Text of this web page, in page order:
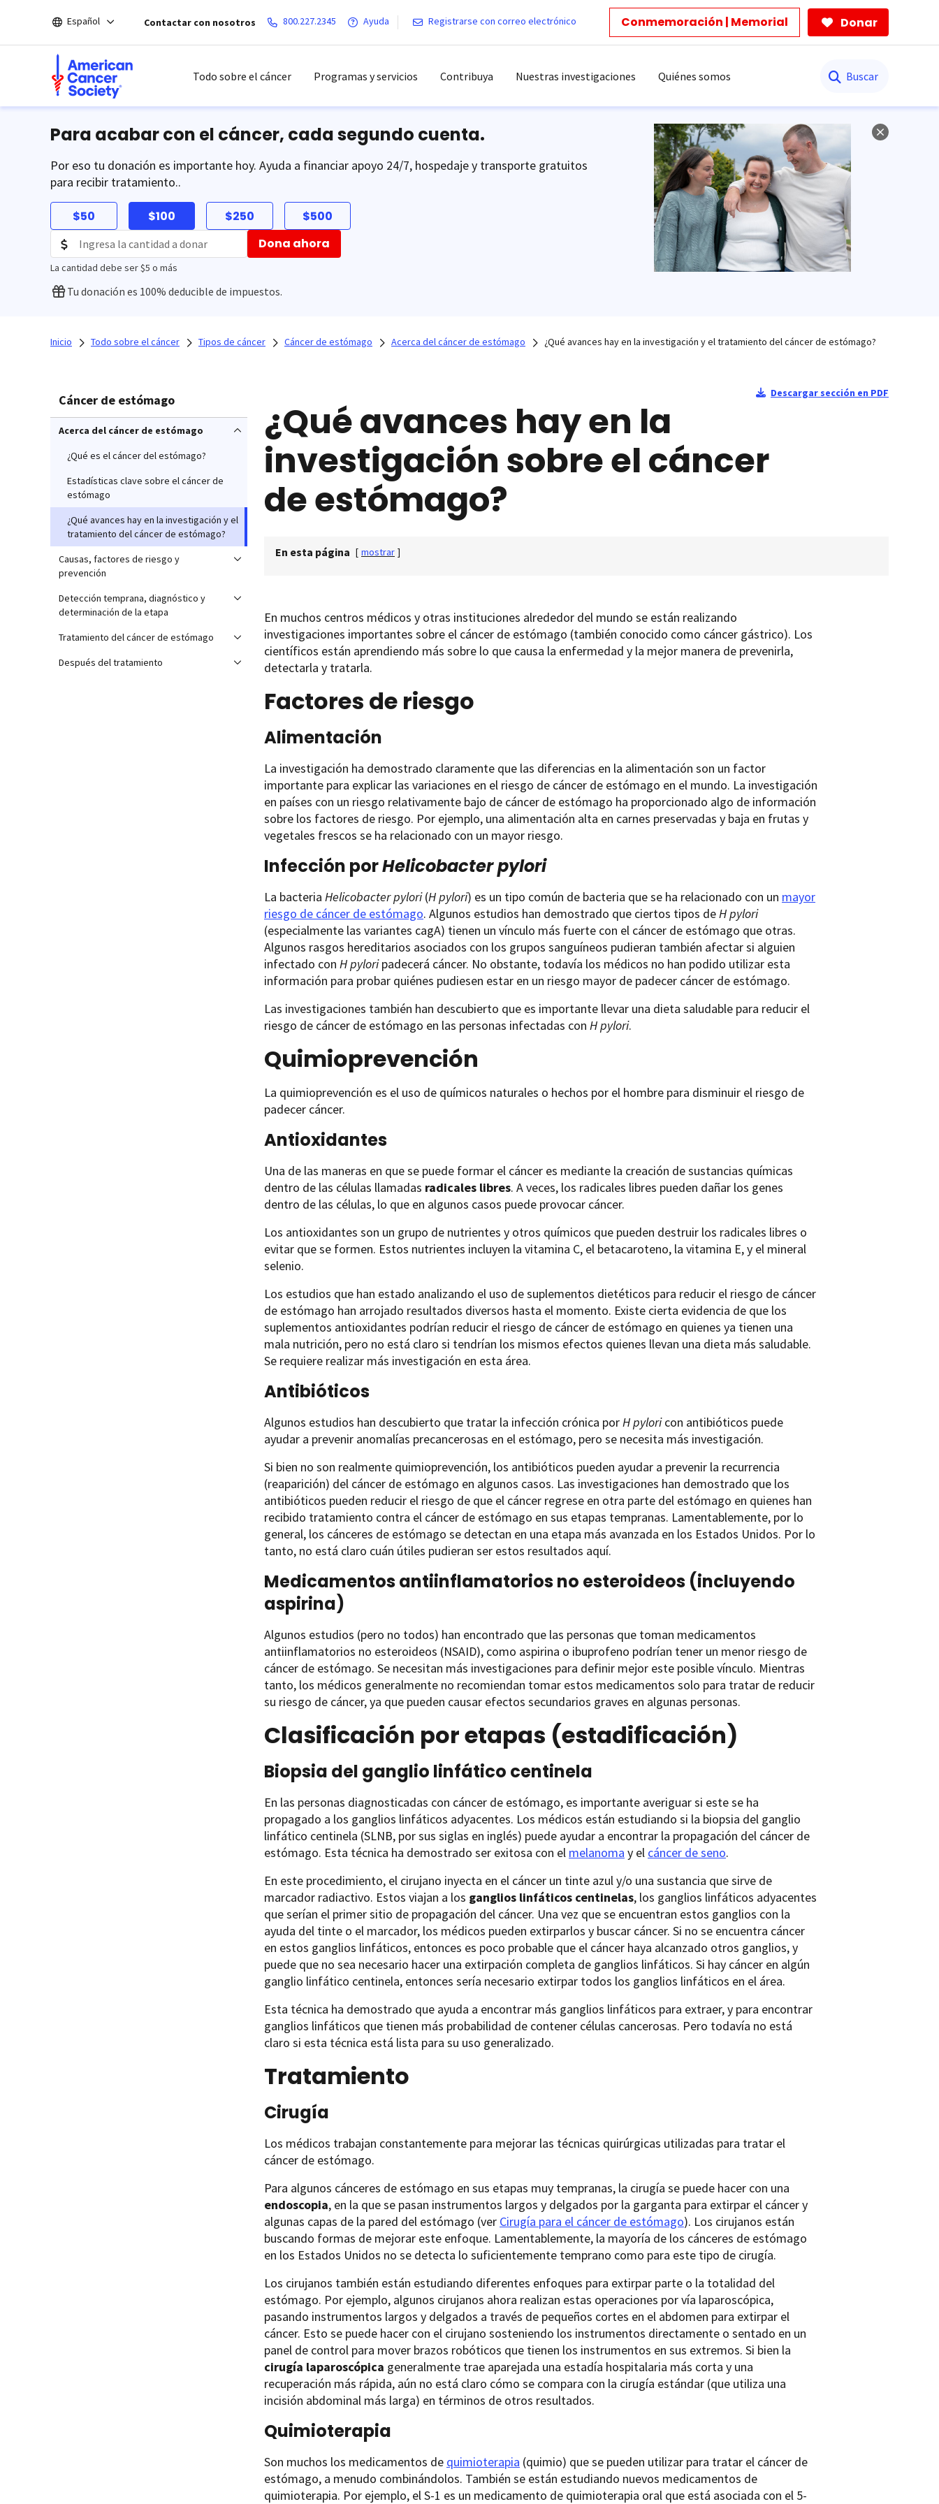
el
Español Contactar con nosotros 800.227.2345 Ayuda Registrarse con correo electrónico Conmemoración | Memorial Donar
Todo sobre el cáncer Programas y servicios Contribuya Nuestras investigaciones Quiénes somos
Para acabar con el cáncer, cada segundo cuenta.
Por eso tu donación es importante hoy. Ayuda a financiar apoyo 24/7, hospedaje y transporte gratuitos
para recibir tratamiento..
$50 $100 $250 $500
La cantidad debe ser $5 o más
Dona ahora
Tu donación es 100% deducible de impuestos.
Inicio Todo sobre el cáncer Tipos de cáncer Cáncer de estómago Acerca del cáncer de estómago ¿Qué avances hay en la investigación y el tratamiento del cáncer de estómago?
Cáncer de estómago
Acerca del cáncer de estómago
¿Qué es el cáncer del estómago?
Estadísticas clave sobre el cáncer de
estómago
¿Qué avances hay en la investigación y el
tratamiento del cáncer de estómago?
Causas, factores de riesgo y
prevención
Detección temprana, diagnóstico y
determinación de la etapa
Tratamiento del cáncer de estómago
Después del tratamiento
Descargar sección en PDF
¿Qué avances hay en la
investigación sobre el cáncer
de estómago?
En esta página [ mostrar ]
En muchos centros médicos y otras instituciones alrededor del mundo se están realizando
investigaciones importantes sobre el cáncer de estómago (también conocido como cáncer gástrico). Los
científicos están aprendiendo más sobre lo que causa la enfermedad y la mejor manera de prevenirla,
detectarla y tratarla.
Factores de riesgo
Alimentación
La investigación ha demostrado claramente que las diferencias en la alimentación son un factor
importante para explicar las variaciones en el riesgo de cáncer de estómago en el mundo. La investigación
en países con un riesgo relativamente bajo de cáncer de estómago ha proporcionado algo de información
sobre los factores de riesgo. Por ejemplo, una alimentación alta en carnes preservadas y baja en frutas y
vegetales frescos se ha relacionado con un mayor riesgo.
Infección porHelicobacter pylori
La bacteria Helicobacter pylori(H pylori) es un tipo común de bacteria que se ha relacionado con un mayor
riesgo de cáncer de estómago. Algunos estudios han demostrado que ciertos tipos deH pylori
(especialmente las variantes cagA) tienen un vínculo más fuerte con el cáncer de estómago que otras.
Algunos rasgos hereditarios asociados con los grupos sanguíneos pudieran también afectar si alguien
infectado con H pyloripadecerá cáncer. No obstante, todavía los médicos no han podido utilizar esta
información para probar quiénes pudiesen estar en un riesgo mayor de padecer cáncer de estómago.
Las investigaciones también han descubierto que es importante llevar una dieta saludable para reducir el
riesgo de cáncer de estómago en las personas infectadas con H pylori.
Quimioprevención
La quimioprevención es el uso de químicos naturales o hechos por el hombre para disminuir el riesgo de
padecer cáncer.
Antioxidantes
Una de las maneras en que se puede formar el cáncer es mediante la creación de sustancias químicas
dentro de las células llamadas radicales libres. A veces, los radicales libres pueden dañar los genes
dentro de las células, lo que en algunos casos puede provocar cáncer.
Los antioxidantes son un grupo de nutrientes y otros químicos que pueden destruir los radicales libres o
evitar que se formen. Estos nutrientes incluyen la vitamina C, el betacaroteno, la vitamina E, y el mineral
selenio.
Los estudios que han estado analizando el uso de suplementos dietéticos para reducir el riesgo de cáncer
de estómago han arrojado resultados diversos hasta el momento. Existe cierta evidencia de que los
suplementos antioxidantes podrían reducir el riesgo de cáncer de estómago en quienes ya tienen una
mala nutrición, pero no está claro si tendrían los mismos efectos quienes llevan una dieta más saludable.
Se requiere realizar más investigación en esta área.
Antibióticos
Algunos estudios han descubierto que tratar la infección crónica porH pyloricon antibióticos puede
ayudar a prevenir anomalías precancerosas en el estómago, pero se necesita más investigación.
Si bien no son realmente quimioprevención, los antibióticos pueden ayudar a prevenir la recurrencia
(reaparición) del cáncer de estómago en algunos casos. Las investigaciones han demostrado que los
antibióticos pueden reducir el riesgo de que el cáncer regrese en otra parte del estómago en quienes han
recibido tratamiento contra el cáncer de estómago en sus etapas tempranas. Lamentablemente, por lo
general, los cánceres de estómago se detectan en una etapa más avanzada en los Estados Unidos. Por lo
tanto, no está claro cuán útiles pudieran ser estos resultados aquí.
Medicamentos antiinflamatorios no esteroideos (incluyendo
aspirina)
Algunos estudios (pero no todos) han encontrado que las personas que toman medicamentos
antiinflamatorios no esteroideos (NSAID), como aspirina o ibuprofeno podrían tener un menor riesgo de
cáncer de estómago. Se necesitan más investigaciones para definir mejor este posible vínculo. Mientras
tanto, los médicos generalmente no recomiendan tomar estos medicamentos solo para tratar de reducir
su riesgo de cáncer, ya que pueden causar efectos secundarios graves en algunas personas.
Clasificación por etapas (estadificación)
Biopsia del ganglio linfático centinela
En las personas diagnosticadas con cáncer de estómago, es importante averiguar si este se ha
propagado a los ganglios linfáticos adyacentes. Los médicos están estudiando si la biopsia del ganglio
linfático centinela (SLNB, por sus siglas en inglés) puede ayudar a encontrar la propagación del cáncer de
estómago. Esta técnica ha demostrado ser exitosa con el melanoma y el cáncer de seno.
En este procedimiento, el cirujano inyecta en el cáncer un tinte azul y/o una sustancia que sirve de
marcador radiactivo. Estos viajan a los ganglios linfáticos centinelas, los ganglios linfáticos adyacentes
que serían el primer sitio de propagación del cáncer. Una vez que se encuentran estos ganglios con la
ayuda del tinte o el marcador, los médicos pueden extirparlos y buscar cáncer. Si no se encuentra cáncer
en estos ganglios linfáticos, entonces es poco probable que el cáncer haya alcanzado otros ganglios, y
puede que no sea necesario hacer una extirpación completa de ganglios linfáticos. Si hay cáncer en algún
ganglio linfático centinela, entonces sería necesario extirpar todos los ganglios linfáticos en el área.
Esta técnica ha demostrado que ayuda a encontrar más ganglios linfáticos para extraer, y para encontrar
ganglios linfáticos que tienen más probabilidad de contener células cancerosas. Pero todavía no está
claro si esta técnica está lista para su uso generalizado.
Tratamiento
Cirugía
Los médicos trabajan constantemente para mejorar las técnicas quirúrgicas utilizadas para tratar el
cáncer de estómago.
Para algunos cánceres de estómago en sus etapas muy tempranas, la cirugía se puede hacer con una
endoscopia, en la que se pasan instrumentos largos y delgados por la garganta para extirpar el cáncer y
algunas capas de la pared del estómago (ver Cirugía para el cáncer de estómago). Los cirujanos están
buscando formas de mejorar este enfoque. Lamentablemente, la mayoría de los cánceres de estómago
en los Estados Unidos no se detecta lo suficientemente temprano como para este tipo de cirugía.
Los cirujanos también están estudiando diferentes enfoques para extirpar parte o la totalidad del
estómago. Por ejemplo, algunos cirujanos ahora realizan estas operaciones por vía laparoscópica,
pasando instrumentos largos y delgados a través de pequeños cortes en el abdomen para extirpar el
cáncer. Esto se puede hacer con el cirujano sosteniendo los instrumentos directamente o sentado en un
panel de control para mover brazos robóticos que tienen los instrumentos en sus extremos. Si bien la
cirugía laparoscópica generalmente trae aparejada una estadía hospitalaria más corta y una
recuperación más rápida, aún no está claro cómo se compara con la cirugía estándar (que utiliza una
incisión abdominal más larga) en términos de otros resultados.
Quimioterapia
Son muchos los medicamentos de quimioterapia (quimio) que se pueden utilizar para tratar el cáncer de
estómago, a menudo combinándolos. También se están estudiando nuevos medicamentos de
quimioterapia. Por ejemplo, el S-1 es un medicamento de quimioterapia oral que está asociada con el 5-